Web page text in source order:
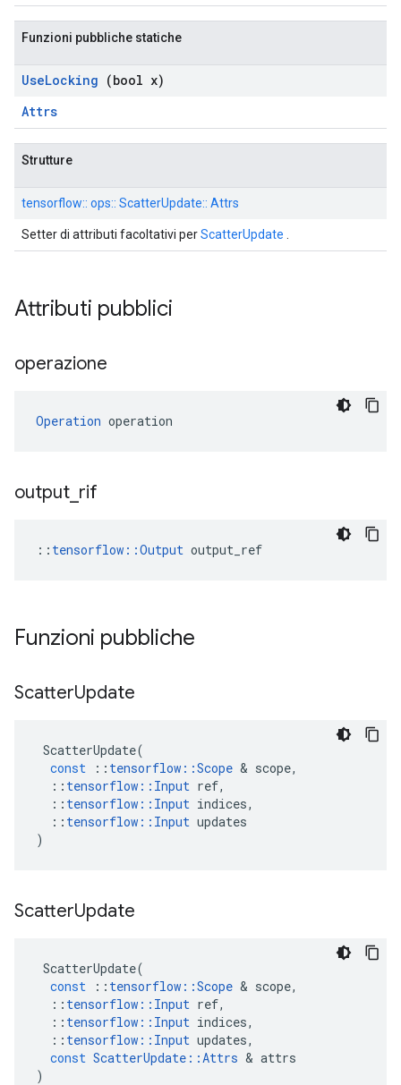
Funzioni pubbliche statiche
UseLocking (bool x)
Attrs
Strutture
tensorflow:: ops:: ScatterUpdate:: Attrs
Setter di attributi facoltativi perScatterUpdate
Attributi pubblici
operazione
Operation operation
output rif
:: tensorflow::Output output_ref
Funzioni pubbliche
ScatterUpdate
ScatterUpdate(
const
:: tensorflow ::Scope & scope,
:: tensorflow :: Input ref,
:: tensorflow :: Input indices,
:: tensorflow :: Input updates
)
ScatterUpdate
ScatterUpdate(
const
:: tensorflow ::Scope & scope,
:: tensorflow :: Input ref,
:: tensorflow :: Input indices,
:: tensorflow :: Input updates,
const ScatterUpdate ::Attrs & attrs
)